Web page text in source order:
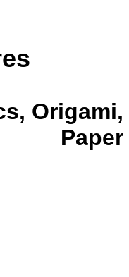
Origami,
Paper